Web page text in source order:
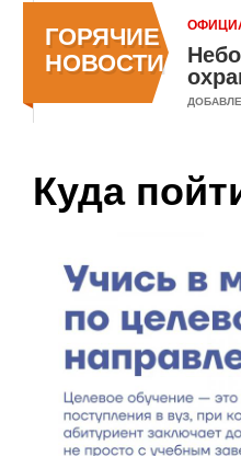
ГОРЯЧИЕ
НОВОСТИ
Куда